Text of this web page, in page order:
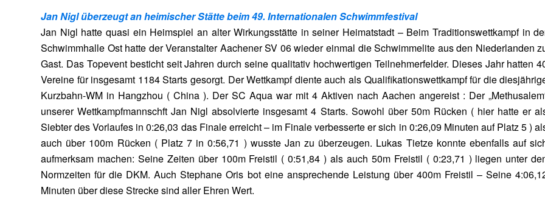
Jan Nigl überzeugt an heimischer Stätte beim 49. Internationalen Schwimmfestival
Jan Nigl hatte quasi ein Heimspiel an alter Wirkungsstätte in seiner Heimatstadt – Beim Traditionswettkampf in
Schwimmhalle Ost hatte der Veranstalter Aachener SV 06 wieder einmal die Schwimmelite aus den Niederlanden
Gast. Das Topevent besticht seit Jahren durch seine qualitativ hochwertigen Teilnehmerfelder. Dieses Jahr hatten
Vereine für insgesamt 1184 Starts gesorgt. Der Wettkampf diente auch als Qualifikationswettkampf für die
Kurzbahn-WM in Hangzhou ( China ). Der SC Aqua war mit 4 Aktiven nach Aachen angereist : Der
unserer Wettkampfmannschft Jan Nigl absolvierte insgesamt 4 Starts. Sowohl über 50m Rücken ( hier hatte er
Siebter des Vorlaufes in 0:26,03 das Finale erreicht – im Finale verbesserte er sich in 0:26,09 Minuten auf Platz 5 )
auch über 100m Rücken ( Platz 7 in 0:56,71 ) wusste Jan zu überzeugen. Lukas Tietze konnte ebenfalls auf
aufmerksam machen: Seine Zeiten über 100m Freistil ( 0:51,84 ) als auch 50m Freistil ( 0:23,71 ) liegen unter
Normzeiten für die DKM. Auch Stephane Oris bot eine ansprechende Leistung über 400m Freistil – Seine
Minuten über diese Strecke sind aller Ehren Wert.